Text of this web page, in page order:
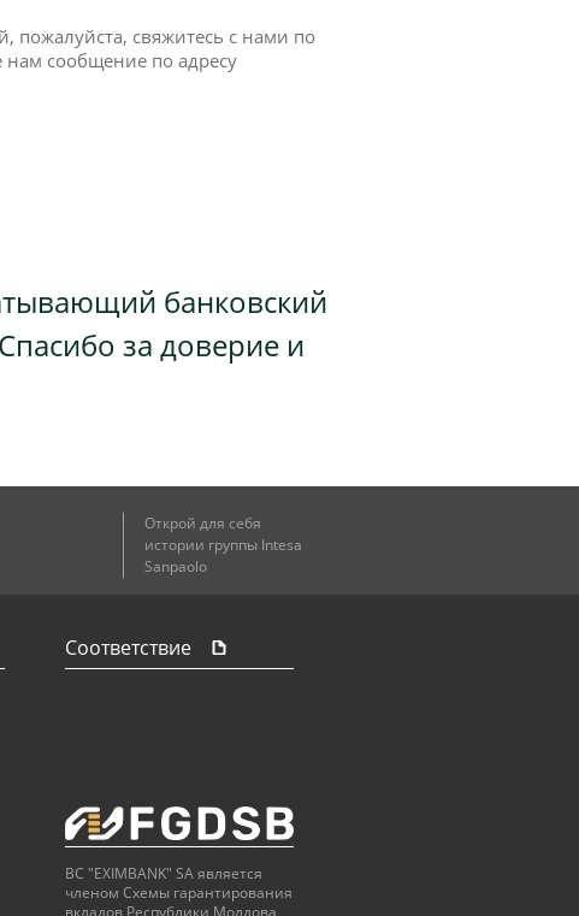
пожалуйста, свяжитесь с нами по
нам сообщение по адресу
банковский
за доверие и
Открой для себя
истории группы Intesa
Sanpaolo
Соответствие
BC "EXIMBANK" SA является
членом Схемы гарантирования
вкладов Республики Молдова